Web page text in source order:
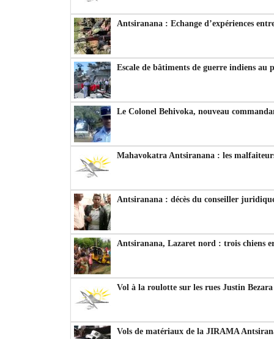
Antsiranana : Echange d’expériences
Escale de bâtiments de guerre indiens au
Le Colonel Behivoka, nouveau
Mahavokatra Antsiranana : les
Antsiranana : décès du conseiller
Antsiranana, Lazaret nord : trois chiens
Vol à la roulotte sur les rues Justin
Vols de matériaux de la JIRAMA